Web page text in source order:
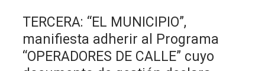
TERCERA: “EL MUNICIPIO”,
manifiesta adherir al Programa
“OPERADORES DE CALLE” cuyo